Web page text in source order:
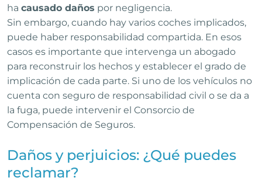
ha causado daños por negligencia.
Sin embargo, cuando hay varios coches implicados,
puede haber responsabilidad compartida. En esos
casos es importante que intervenga un abogado
para reconstruir los hechos y establecer el grado de
implicación de cada parte. Si uno de los vehículos no
cuenta con seguro de responsabilidad civil o se da a
la fuga, puede intervenir el Consorcio de
Compensación de Seguros.
Daños y perjuicios: ¿Qué puedes
reclamar?